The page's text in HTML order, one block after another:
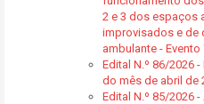
2 e 3 dos espaços
improvisados e de
ambulante - Evento
Edital N.º 86/2026
do mês de abril de
Edital N.º 85/2026